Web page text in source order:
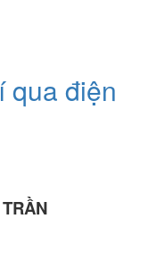
qua điện